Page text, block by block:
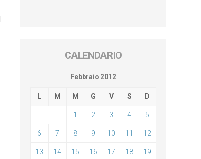
CALENDARIO
Febbraio 2012
L M M G V S D
1 2 3 4 5
6 7 8 9 10 11 12
13 14 15 16 17 18 19